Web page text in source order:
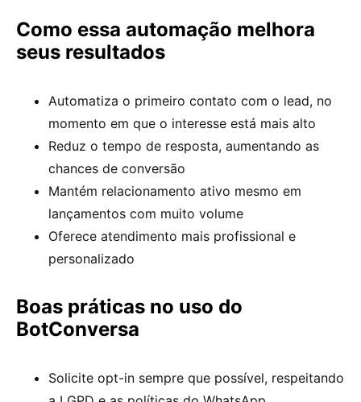
Como essa automação melhora
seus resultados
Automatiza o primeiro contato com o lead, no
momento em que o interesse está mais alto
Reduz o tempo de resposta, aumentando as
chances de conversão
Mantém relacionamento ativo mesmo em
lançamentos com muito volume
Oferece atendimento mais profissional e
personalizado
Boas práticas no uso do
BotConversa
Solicite opt-in sempre que possível, respeitando